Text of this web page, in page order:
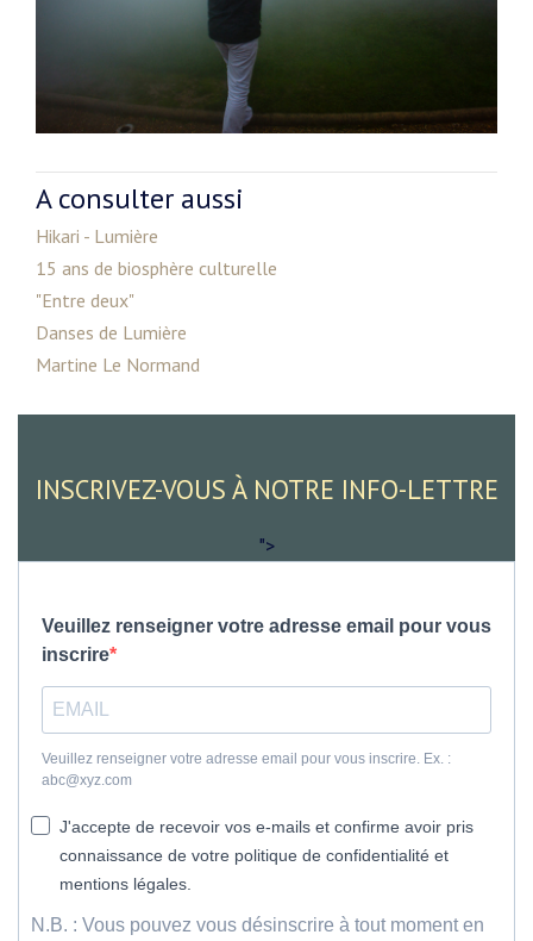
A consulter aussi
Hikari - Lumière
15 ans de biosphère culturelle
"Entre deux"
Danses de Lumière
Martine Le Normand
INSCRIVEZ-VOUS À NOTRE INFO-LETTRE
">
Veuillez renseigner votre adresse email pour vous
inscrire
Veuillez renseigner votre adresse email pour vous inscrire. Ex. :
abc@xyz.com
J'accepte de recevoir vos e-mails et confirme avoir pris
connaissance de votre politique de confidentialité et
mentions légales.
N.B. : Vous pouvez vous désinscrire à tout moment en